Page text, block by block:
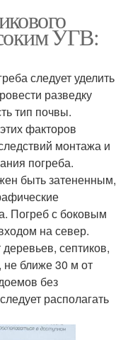
УГВ:
следует уделить
разведку
тип почвы.
факторов
монтажа и
погреба.
быть затененным,
Погреб с боковым
на север.
септиков,
ближе 30 м от
без
располагать